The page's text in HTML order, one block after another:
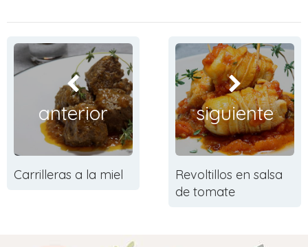
anterior
Carrilleras a la miel
siguiente
Revoltillos en salsa
de tomate